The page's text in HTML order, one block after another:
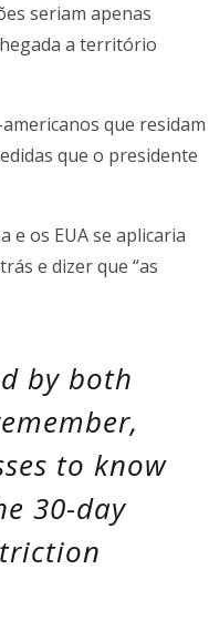
seriam apenas
a território
que residam
que o presidente
e os EUA se aplicaria
e dizer que “as
by both
to know
30-day